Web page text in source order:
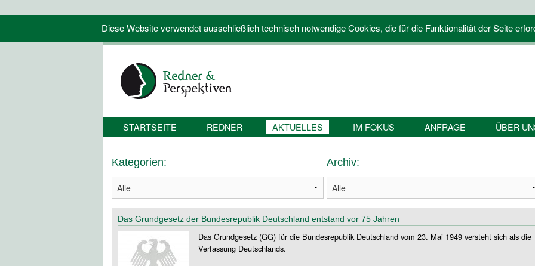
Diese Website verwendet ausschließlich technisch notwendige Cookies, die für die Funktionalität der Seite
STARTSEITE REDNER AKTUELLES IM FOKUS ANFRAGE ÜBER
Kategorien: Archiv:
Das Grundgesetz der Bundesrepublik Deutschland entstand vor 75 Jahren
Das Grundgesetz (GG) für die Bundesrepublik Deutschland vom 23. Mai 1949 versteht sich als die
Verfassung Deutschlands.